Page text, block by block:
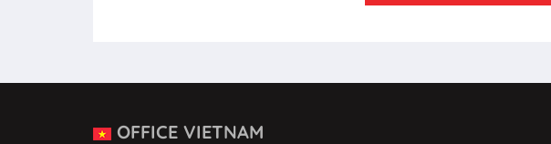
OFFICE VIETNAM